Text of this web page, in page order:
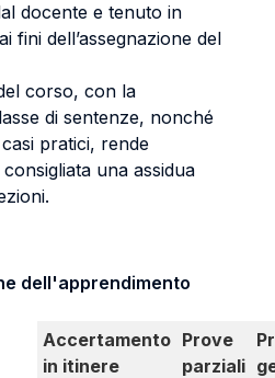
docente e tenuto in
fini dell’assegnazione del
corso, con la
di sentenze, nonché
pratici, rende
una assidua
dell'apprendimento
Accertamento
in itinere
Prove
parziali